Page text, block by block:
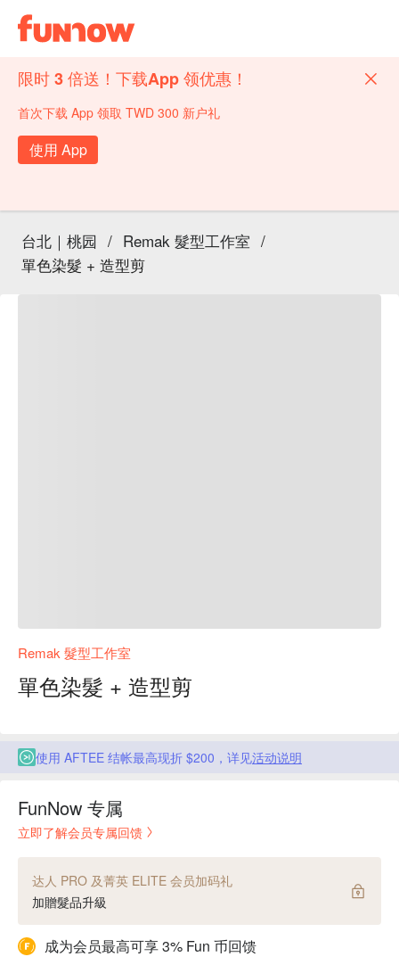
限时 3 倍送！下载App 领优惠！
首次下载 App 领取 TWD 300 新户礼
使用 App
台北｜桃园 / Remak 髮型工作室 /
單色染髮 + 造型剪
Remak 髮型工作室
單色染髮 + 造型剪
使用 AFTEE 结帐最高现折 $200，详见活动说明
FunNow 专属
立即了解会员专属回馈
达人 PRO 及菁英 ELITE 会员加码礼
加贈髮品升級
成为会员最高可享 3% Fun 币回馈